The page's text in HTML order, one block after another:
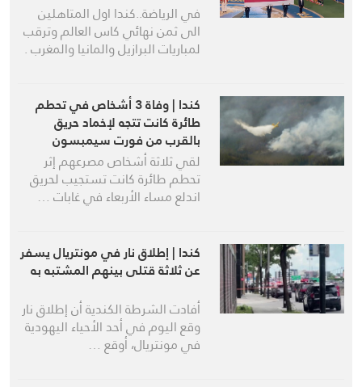
في الرياضة..كندا اول المتاهلين
الى ثمن نهائي كاس العالم وترقب
لمباريات البرازيل والمانيا والمغرب .
كندا | وفاة 3 أشخاص في تحطم
طائرة كانت تتجه لإخماد حريق
بالقرب من فورت سيمبسون
لقي ثلاثة أشخاص مصرعهم إثر
تحطم طائرة كانت تستجيب لحريق
اندلع مساء الأربعاء في غابات …
كندا | إطلاق نار في مونتريال يسفر
عن ثلاثة قتلى بينهم المشتبه به
أفادت الشرطة الكندية أن إطلاق نار
وقع اليوم في أحد الأحياء اليهودية
في مونتريال، أوقع …